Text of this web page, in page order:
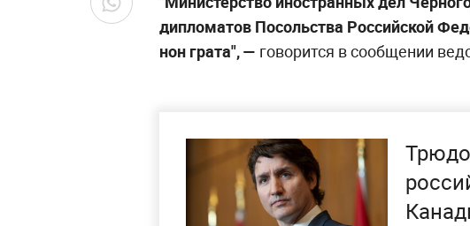
дипломатов Посольства Российской
нон грата", — говорится в сообщении